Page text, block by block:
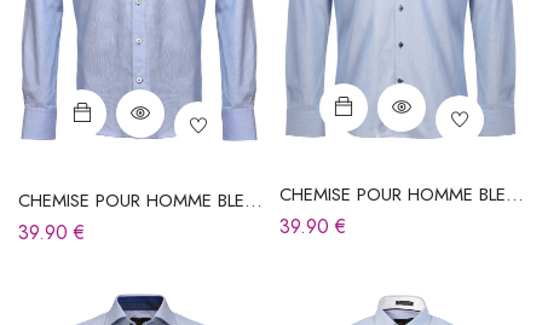
CHEMISE POUR HOMME BLEU
CIEL À RAYURES
39.90€
CHEMISE POUR HOMME BLEU
CIEL À RAYURES
39.90€